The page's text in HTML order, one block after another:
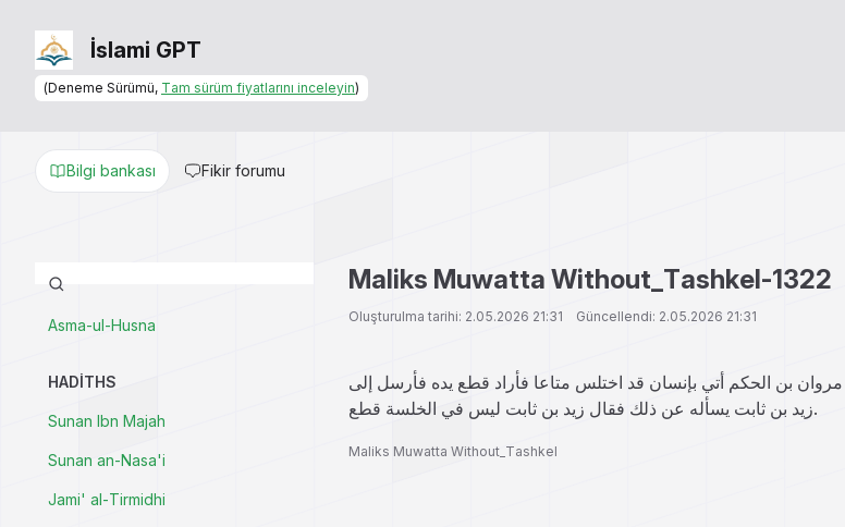
İslami GPT
(Deneme Sürümü, Tam sürüm fiyatlarını inceleyin)
Bilgi bankası Fikir forumu
Asma-ul-Husna
HADITHS
Sunan Ibn Majah
Sunan an-Nasa'i
Jami' al-Tirmidhi
Maliks Muwatta Without_Tashkel-1322
Oluşturulma tarihi: 2.05.2026 21:31 Güncellendi: 2.05.2026 21:31
بن الحكم أتي بإنسان قد اختلس متاعا فأراد قطع يده فأرسل إلى
زيد بن ثابت يسأله عن ذلك فقال زيد بن ثابت ليس في الخلسة قطع.
Maliks Muwatta Without_Tashkel